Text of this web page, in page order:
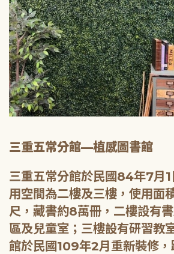
三重五常分館—植感圖書館
三重五常分館於民國84年7月
用空間為二樓及三樓，使用面
尺，藏書約8萬冊，二樓設有
區及兒童室；三樓設有研習教
館於民國109年2月重新裝修